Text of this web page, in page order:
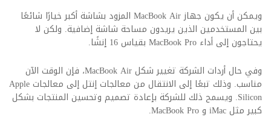
ويمكن أن يكون جهاز MacBook Air المزود بشاشة أكبر خيارًا شائعًا
بين المستخدمين الذين يريدون مساحة شاشة إضافية. ولكن لا
يحتاجون إلى أداء MacBook Pro بقياس 16 إنشًا.
وفي حال أردات الشركة تغيير شكل MacBook Air، فإن الوقت الآن
مناسب. وذلك تبعًا إلى الانتقال من معالجات إنتل إلى معالجات Apple
Silicon. ويسمح ذلك للشركة بإعادة تصميم وتحسين المنتجات بشكل
كبير مثل iMac و MacBook Pro.